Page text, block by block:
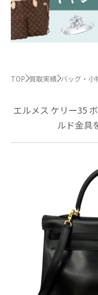
TOP 買取実績 バッグ・小
エルメス ケリー35
ルド金具